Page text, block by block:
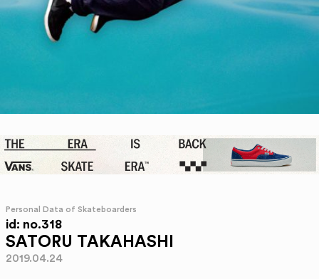
Personal Data of Skateboarders
id: no.318
SATORU TAKAHASHI
2019.04.24